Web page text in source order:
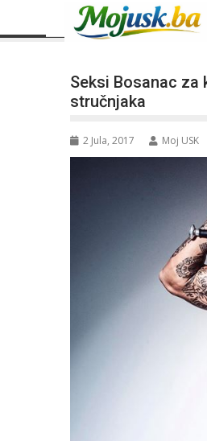
Seksi Bosanac za
stručnjaka
2 Jula, 2017 Moj USK